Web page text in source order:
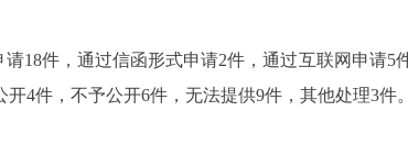
18件，通过信函形式申请2件，通过互联网申请
开4件，不予公开6件，无法提供9件，其他处理3